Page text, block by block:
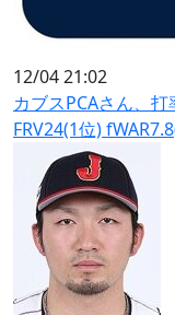
12/04 21:02
カブスPCAさん、
FRV24(1位)